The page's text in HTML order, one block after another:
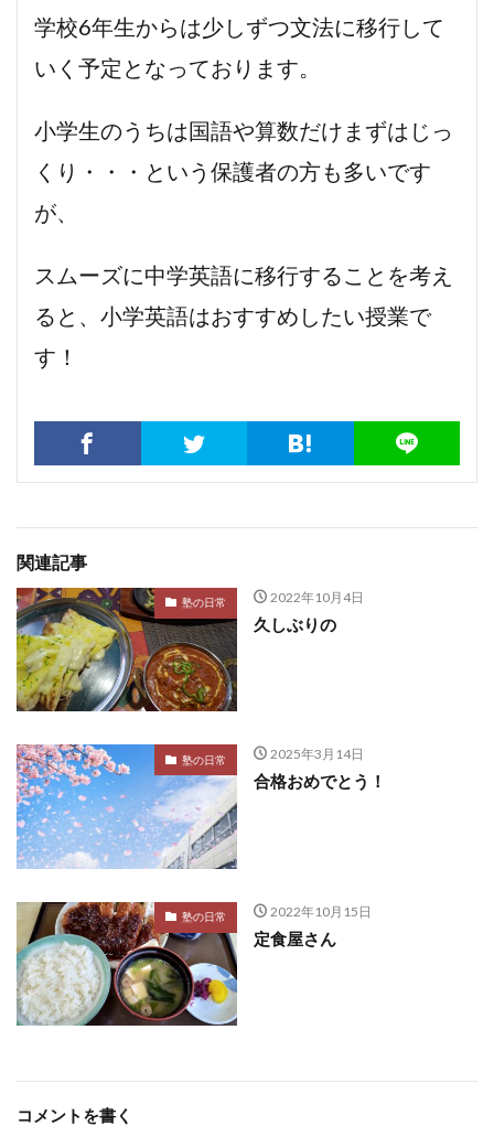
学校6年生からは少しずつ文法に移行して
いく予定となっております。
小学生のうちは国語や算数だけまずはじっ
くり・・・という保護者の方も多いです
が、
スムーズに中学英語に移行することを考え
ると、小学英語はおすすめしたい授業で
す！
関連記事
塾の日常 2022年10月4日
久しぶりの
塾の日常 2025年3月14日
合格おめでとう！
塾の日常 2022年10月15日
定食屋さん
コメントを書く